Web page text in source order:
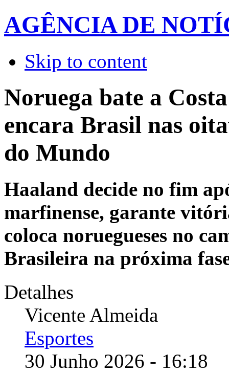
AGÊNCIA DE
Skip to content
Noruega bate a
encara Brasil nas
do Mundo
Haaland decide no fim
marfinense, garante
coloca noruegueses no
Brasileira na próxima
Detalhes
Vicente Almeida
Esportes
30 Junho 2026 - 16:18